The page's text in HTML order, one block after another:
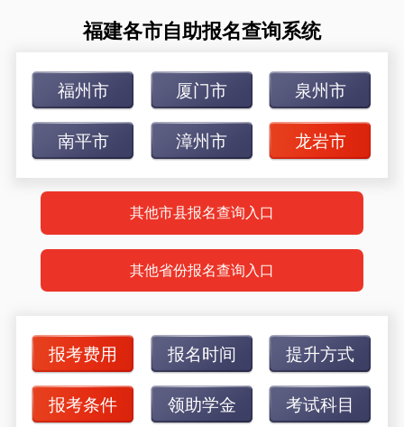
福建各市自助报名查询系统
福州市 厦门市 泉州市
南平市 漳州市 龙岩市
其他市县报名查询入口
其他省份报名查询入口
报考费用 报名时间 提升方式
报考条件 领助学金 考试科目